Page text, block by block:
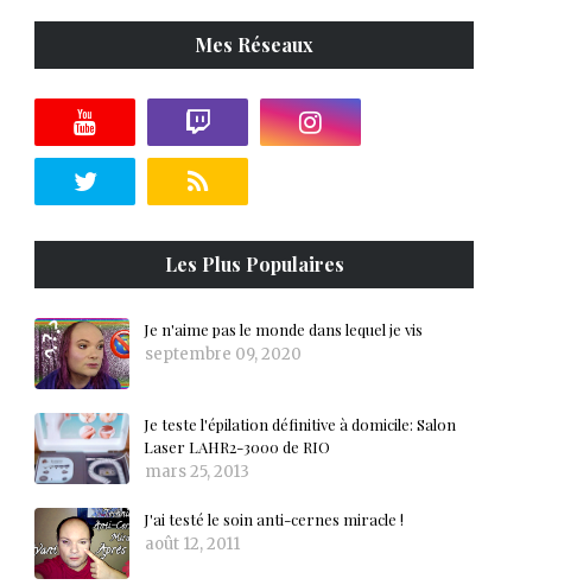
Mes Réseaux
Les Plus Populaires
Je n'aime pas le monde dans lequel je vis
septembre 09, 2020
Je teste l'épilation définitive à domicile: Salon
Laser LAHR2-3000 de RIO
mars 25, 2013
J'ai testé le soin anti-cernes miracle !
août 12, 2011